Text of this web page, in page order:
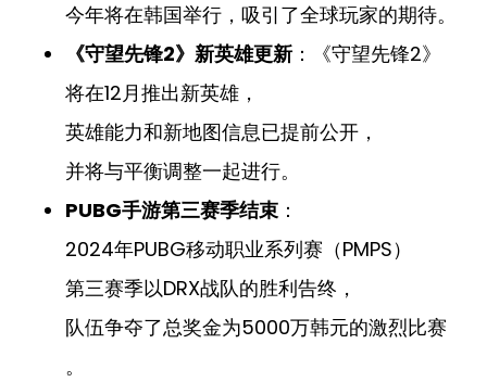
今年将在韩国举行，吸引了全球玩家的期待。
《守望先锋2》新英雄更新 ：《守望先锋2》
将在12月推出新英雄，
英雄能力和新地图信息已提前公开，
并将与平衡调整一起进行。
PUBG手游第三赛季结束 ：
2024年PUBG移动职业系列赛（PMPS）
第三赛季以DRX战队的胜利告终，
队伍争夺了总奖金为5000万韩元的激烈比赛
。